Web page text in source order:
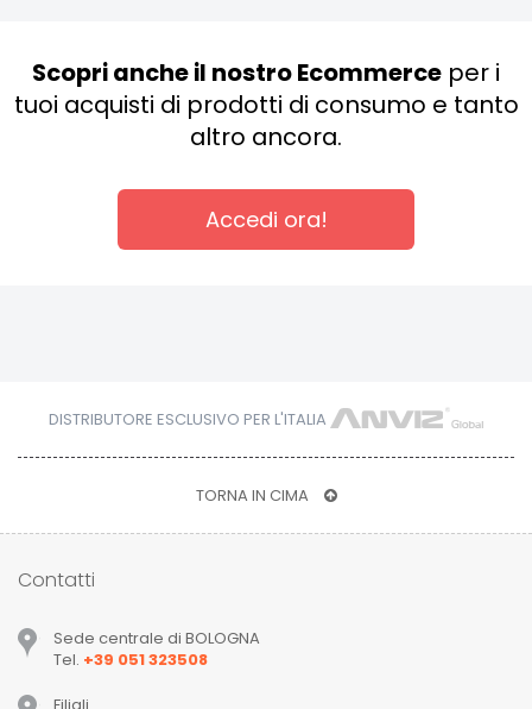
Scopri anche il nostro Ecommerce per i
tuoi acquisti di prodotti di consumo e tanto
altro ancora.
Accedi ora!
DISTRIBUTORE ESCLUSIVO PER L'ITALIA
TORNA IN CIMA
Contatti
Sede centrale di BOLOGNA
Tel. +39 051 323508